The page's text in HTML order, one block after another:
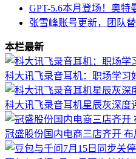
GPT-5.6本月登场！奥
张雪峰账号更新，团队
本栏最新
科大讯飞录音耳机：职场学习
科大讯飞录音耳机星辰灰深度
冠盛股份国内电商三店齐开